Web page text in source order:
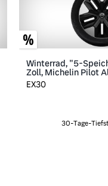
Winterrad, "5-
Zoll, Michelin Pilot
EX30
30-Tage-